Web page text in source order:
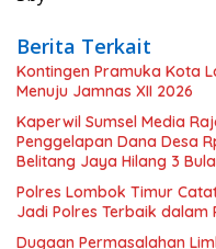
Berita Terkait
Kontingen Pramuka Kota
Menuju Jamnas XII 2026
Kaperwil Sumsel Media
Penggelapan Dana Desa
Belitang Jaya Hilang 3
Polres Lombok Timur
Jadi Polres Terbaik dalam
Dugaan Permasalahan